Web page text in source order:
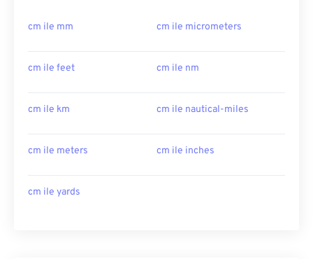
cm ile mm cm ile micrometers
cm ile feet cm ile nm
cm ile km cm ile nautical-miles
cm ile meters cm ile inches
cm ile yards